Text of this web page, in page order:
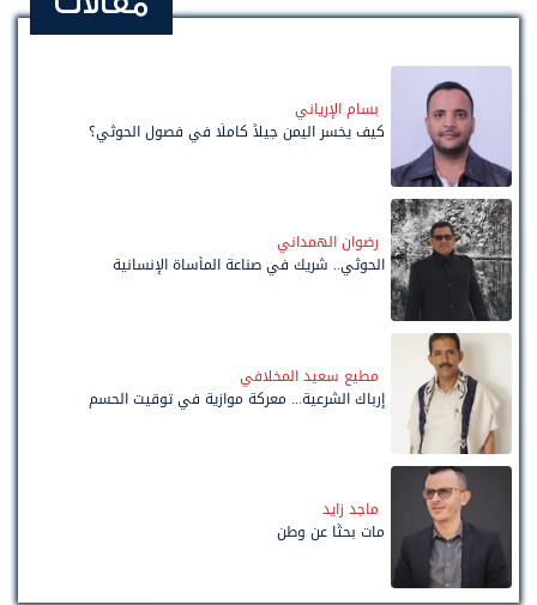
بسام الإرياني
كيف يخسر اليمن جيلاً كاملًا في فصول الحوثي؟
رضوان الهمداني
الحوثي.. شريك في صناعة المأساة الإنسانية
مطيع سعيد المخلافي
إرباك الشرعية... معركة موازية في توقيت الحسم
ماجد زايد
مات بحثًا عن وطن